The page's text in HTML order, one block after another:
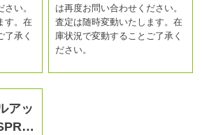
い。
す。在
了承く
は再度お問い合わせください。
査定は随時変動いたします。在
庫状況で変動することご了承く
ださい。
アッ